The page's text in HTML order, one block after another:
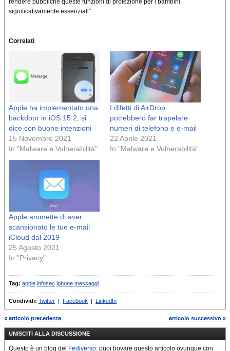
rendere pubbliche queste funzioni di protezione per i bambini,
significativamente essenziali”.
Correlati
Apple ha implementato una
backdoor in iOS 15.2, si
dice con buone intenzioni
15 Novembre 2021
In "Malware e Vulnerabilità"
I difetti di AirDrop
potrebbero far trapelare
numeri di telefono e e-mail
22 Aprile 2021
In "Malware e Vulnerabilità"
Apple ammette di aver
scansionato le tue e-mail
iCloud dal 2019
25 Agosto 2021
In "Privacy"
Tag: apple infosec iphone messaggi
Condividi: Twitter Facebook LinkedIn
« articolo precedente articolo successivo »
UNISCITI ALLA DISCUSSIONE
Questo è un blog del Fediverso: puoi trovare questo articolo ovunque con